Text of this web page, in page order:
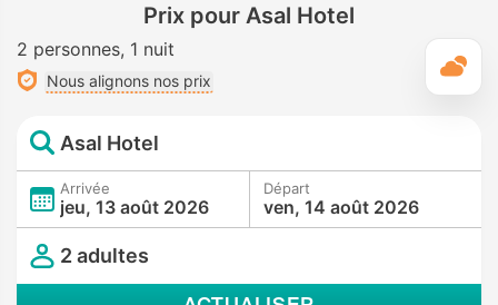
Prix pour Asal Hotel
2 personnes 1 nuit
Nous alignons nos prix
Asal Hotel
Arrivée
jeu, 13 août 2026
Départ
ven, 14 août 2026
2 adultes